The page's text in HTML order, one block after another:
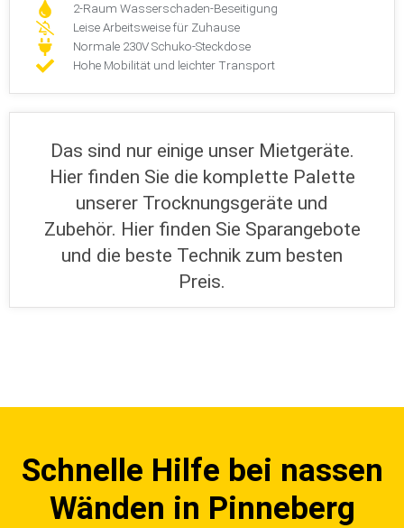
2-Raum Wasserschaden-Beseitigung
Leise Arbeitsweise für Zuhause
Normale 230V Schuko-Steckdose
Hohe Mobilität und leichter Transport
Das sind nur einige unser Mietgeräte.
Hier finden Sie die komplette Palette
unserer Trocknungsgeräte und
Zubehör. Hier finden Sie Sparangebote
und die beste Technik zum besten
Preis.
Schnelle Hilfe bei nassen
Wänden in Pinneberg